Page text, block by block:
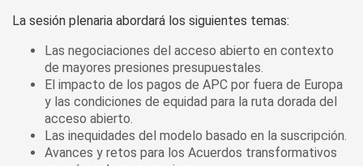
La sesión plenaria abordará los siguientes temas:
Las negociaciones del acceso abierto en contexto
de mayores presiones presupuestales.
El impacto de los pagos de APC por fuera de Europa
y las condiciones de equidad para la ruta dorada del
acceso abierto.
Las inequidades del modelo basado en la suscripción.
Avances y retos para los Acuerdos transformativos